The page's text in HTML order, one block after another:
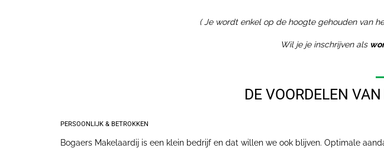
( Je wordt enkel op de hoogte gehouden van
Wil je je inschrijven als
DE VOORDELEN
PERSOONLIJK & BETROKKEN
Bogaers Makelaardij is een klein bedrijf en dat willen we ook blijven. Optimale